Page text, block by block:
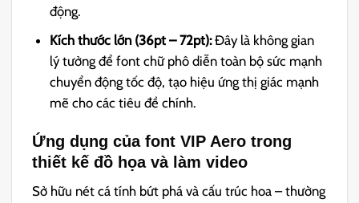
động.
Kích thước lớn (36pt – 72pt):Đây là không gian
lý tưởng để font chữ phô diễn toàn bộ sức mạnh
chuyển động tốc độ, tạo hiệu ứng thị giác mạnh
mẽ cho các tiêu đề chính.
Ứng dụng của font VIP Aero trong
thiết kế đồ họa và làm video
Sở hữu nét cá tính bứt phá và cấu trúc hoa – thường